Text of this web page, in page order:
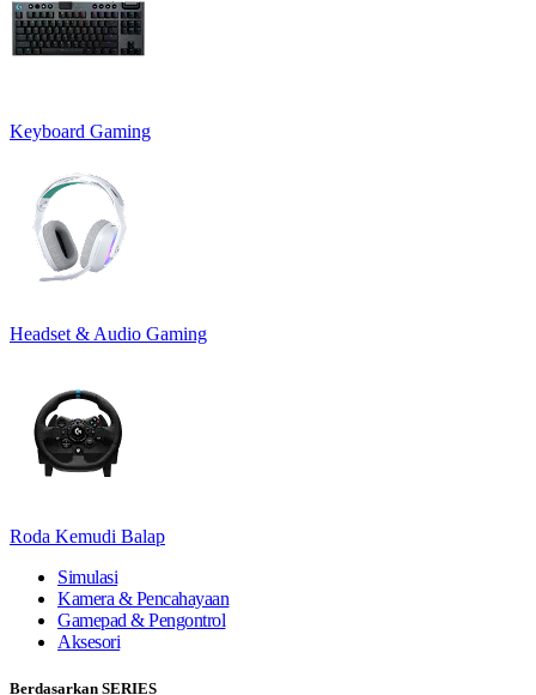
Keyboard Gaming
Headset & Audio Gaming
Roda Kemudi Balap
Simulasi
Kamera & Pencahayaan
Gamepad & Pengontrol
Aksesori
Berdasarkan SERIES